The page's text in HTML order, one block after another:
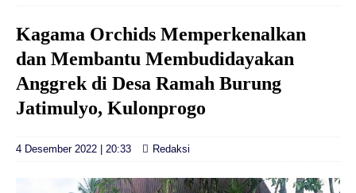
Kagama Orchids Memperkenalkan
dan Membantu Membudidayakan
Anggrek di Desa Ramah Burung
Jatimulyo, Kulonprogo
4 Desember 2022 | 20:33 Redaksi